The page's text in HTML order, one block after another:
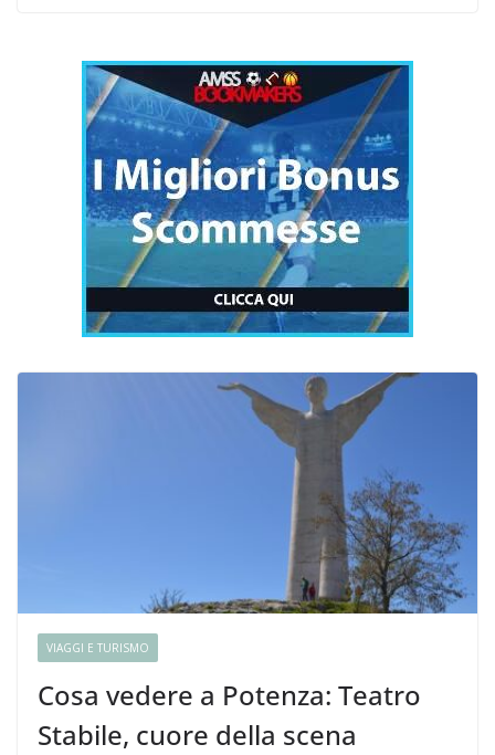
VIAGGI E TURISMO
Cosa vedere a Potenza: Teatro
Stabile, cuore della scena